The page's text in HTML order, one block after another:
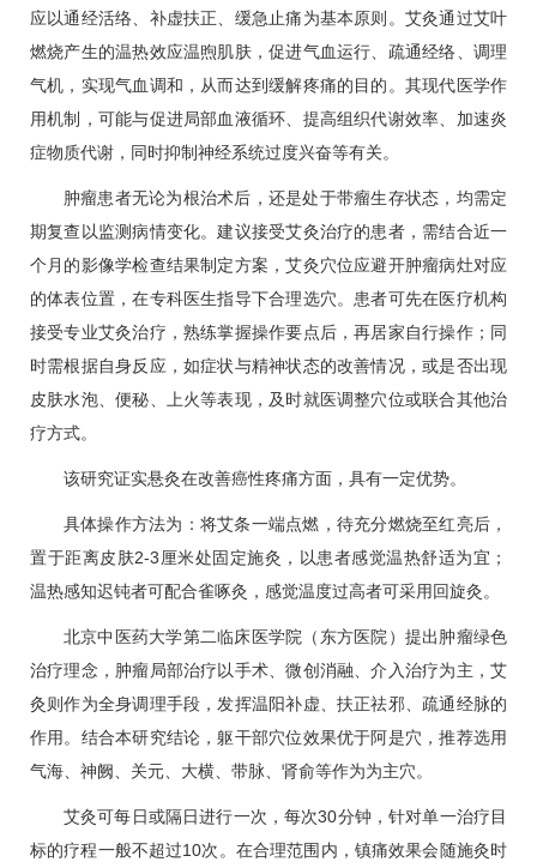
应以通经活络、补虚扶正、缓急止痛为基本原则。艾灸通过艾叶
燃烧产生的温热效应温煦肌肤，促进气血运行、疏通经络、调理
气机，实现气血调和，从而达到缓解疼痛的目的。其现代医学作
用机制，可能与促进局部血液循环、提高组织代谢效率、加速炎
症物质代谢，同时抑制神经系统过度兴奋等有关。
肿瘤患者无论为根治术后，还是处于带瘤生存状态，均需定
期复查以监测病情变化。建议接受艾灸治疗的患者，需结合近一
个月的影像学检查结果制定方案，艾灸穴位应避开肿瘤病灶对应
的体表位置，在专科医生指导下合理选穴。患者可先在医疗机构
接受专业艾灸治疗，熟练掌握操作要点后，再居家自行操作；同
时需根据自身反应，如症状与精神状态的改善情况，或是否出现
皮肤水泡、便秘 、上火等表现，及时就医调整穴位或联合其他治
疗方式。
该研究证实悬灸在改善癌性疼痛方面，具有一定优势。
具体操作方法为：将艾条一端点燃，待充分燃烧至红亮后，
置于距离皮肤2-3厘米处固定施灸，以患者感觉温热舒适为宜；
温热感知迟钝者可配合雀啄灸，感觉温度过高者可采用回旋灸。
北京中医药大学第二临床医学院（东方医院）提出肿瘤绿色
治疗理念，肿瘤局部治疗以手术、微创消融、介入治疗为主，艾
灸则作为全身调理手段，发挥温阳补虚、扶正祛邪、疏通经脉的
作用。结合本研究结论，躯干部穴位效果优于阿是穴，推荐选用
气海、神阙、关元、大横、带脉、肾俞等作为为主穴。
艾灸可每日或隔日进行一次，每次30分钟，针对单一治疗目
标的疗程一般不超过10次。在合理范围内，镇痛效果会随施灸时